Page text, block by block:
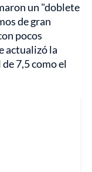
un "doblete
de gran
pocos
actualizó la
7,5 como el